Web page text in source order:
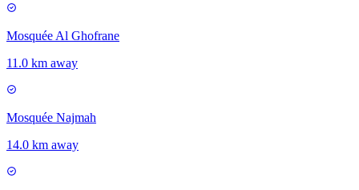
Mosquée Al Ghofrane
11.0 km away
Mosquée Najmah
14.0 km away